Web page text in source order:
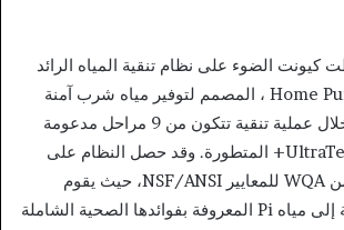
الضوء على نظام تنقية المياه الرائد
الخاص بها Home Pure Nova ، المصمم لتوفير مياه شرب آمنة
وغنية بالمعادن من خلال عملية تنقية تتكون من 9 مراحل مدعومة
بتقنية UltraTech Filter 35+ المتطورة. وقد حصل النظام على
شهادة ختم الذهب من WQA للمعايير NSF/ANSI، حيث يقوم
بتحويل المياه العادية إلى مياه Pi المعروفة بفوائدها الصحية الشاملة